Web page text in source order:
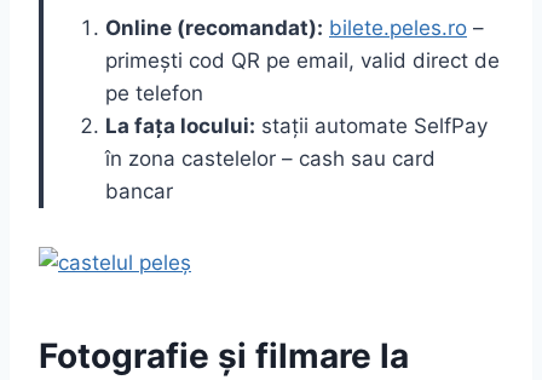
Online (recomandat): bilete.peles.ro –
primești cod QR pe email, valid direct de
pe telefon
La fața locului: stații automate SelfPay
în zona castelelor – cash sau card
bancar
Fotografie și filmare la